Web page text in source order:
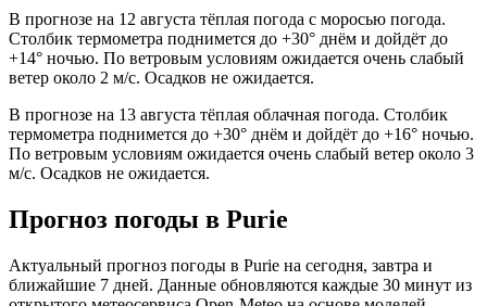
В прогнозе на 12 августа тёплая погода с моросью погода.
Столбик термометра поднимется до +30° днём и дойдёт до
+14° ночью. По ветровым условиям ожидается очень слабый
ветер около 2 м/с. Осадков не ожидается.
В прогнозе на 13 августа тёплая облачная погода. Столбик
термометра поднимется до +30° днём и дойдёт до +16° ночью.
По ветровым условиям ожидается очень слабый ветер около 3
м/с. Осадков не ожидается.
Прогноз погоды в Puriе
Актуальный прогноз погоды в Puriе на сегодня, завтра и
ближайшие 7 дней. Данные обновляются каждые 30 минут из